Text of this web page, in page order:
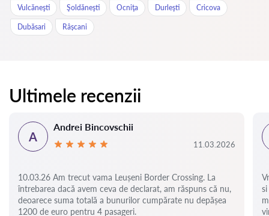
Vulcăneşti Şoldăneşti Ocniţa Durleşti Cricova
Dubăsari Râșcani
Ultimele recenzii
A
Andrei Bincovschii
11.03.2026
10.03.26 Am trecut vama Leușeni Border Crossing. La
întrebarea dacă avem ceva de declarat, am răspuns că nu,
deoarece suma totală a bunurilor cumpărate nu depășea
1200 de euro pentru 4 pasageri.